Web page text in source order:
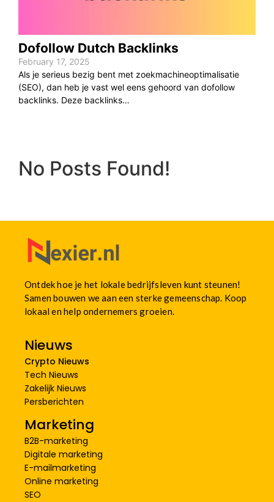
Dofollow Dutch Backlinks
February 17, 2025
Als je serieus bezig bent met zoekmachineoptimalisatie
(SEO), dan heb je vast wel eens gehoord van dofollow
backlinks. Deze backlinks…
No Posts Found!
Ontdek hoe je het lokale bedrijfsleven kunt steunen!
Samen bouwen we aan een sterke gemeenschap. Koop
lokaal en help ondernemers groeien.
Nieuws
Crypto Nieuws
Tech Nieuws
Zakelijk Nieuws
Persberichten
Marketing
B2B-marketing
Digitale marketing
E-mailmarketing
Online marketing
SEO